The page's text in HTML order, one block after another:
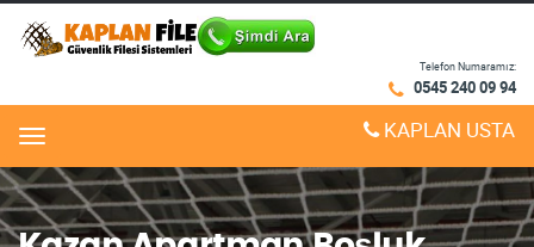
Telefon Numaramız:
0545 240 09 94
Menu KAPLAN USTA